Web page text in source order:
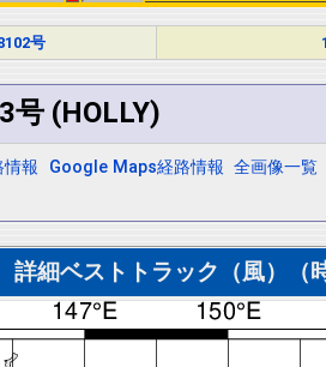
号
号 (HOLLY)
情報 Google Maps経路情報 全画像一覧
詳細ベストトラック（風）（